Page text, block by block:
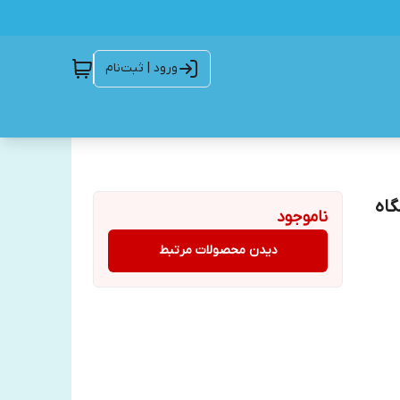
ورود | ثبت‌نام
نگاه
ناموجود
دیدن محصولات مرتبط